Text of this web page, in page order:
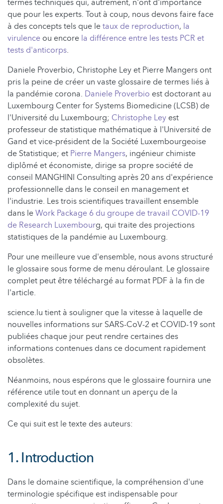
termes techniques qui, autrement, n'ont d'importance
que pour les experts. Tout à coup, nous devons faire face
à des concepts tels que letaux de reproduction, la
virulence ou encore la différence entre les tests PCR et
tests d'anticorps.
Daniele Proverbio, Christophe Ley et Pierre Mangers ont
pris la peine de créer un vaste glossaire de termes liés à
la pandémie corona. Daniele Proverbio est doctorant au
Luxembourg Center for Systems Biomedicine (LCSB) de
l'Université du Luxembourg; Christophe Ley est
professeur de statistique mathématique à l'Université de
Gand et vice-président de la Société Luxembourgeoise
de Statistique; et Pierre Mangers, ingénieur chimiste
diplômé et économiste, dirige sa propre société de
conseil MANGHINI Consulting après 20 ans d'expérience
professionnelle dans le conseil en management et
l'industrie. Les trois scientifiques travaillent ensemble
dans leWork Package 6 du groupe de travail COVID-19
de Research Luxembourg, qui traite des projections
statistiques de la pandémie au Luxembourg.
Pour une meilleure vue d'ensemble, nous avons structuré
le glossaire sous forme de menu déroulant. Le glossaire
complet peut être téléchargé au format PDF à la fin de
l'article.
science.lu tient à souligner que la vitesse à laquelle de
nouvelles informations sur SARS-CoV-2 et COVID-19 sont
publiées chaque jour peut rendre certaines des
informations contenues dans ce document rapidement
obsolètes.
Néanmoins, nous espérons que le glossaire fournira une
référence utile tout en donnant un aperçu de la
complexité du sujet.
Ce qui suit est le texte des auteurs:
1. Introduction
Dans le domaine scientifique, la compréhension d'une
terminologie spécifique est indispensable pour